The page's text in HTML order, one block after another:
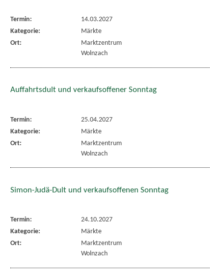
Termin:
14.03.2027
Kategorie:
Märkte
Ort:
Marktzentrum
Wolnzach
Auffahrtsdult und verkaufsoffener Sonntag
Termin:
25.04.2027
Kategorie:
Märkte
Ort:
Marktzentrum
Wolnzach
Simon-Judä-Dult und verkaufsoffenen Sonntag
Termin:
24.10.2027
Kategorie:
Märkte
Ort:
Marktzentrum
Wolnzach